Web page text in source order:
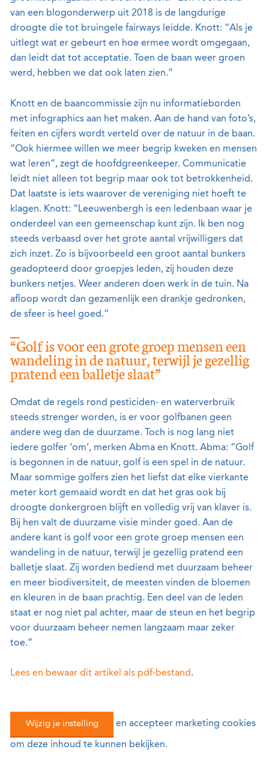
van een blogonderwerp uit 2018 is de langdurige
droogte die tot bruingele fairways leidde. Knott: “Als je
uitlegt wat er gebeurt en hoe ermee wordt omgegaan,
dan leidt dat tot acceptatie. Toen de baan weer groen
werd, hebben we dat ook laten zien.”
Knott en de baancommissie zijn nu informatieborden
met infographics aan het maken. Aan de hand van foto’s,
feiten en cijfers wordt verteld over de natuur in de baan.
“Ook hiermee willen we meer begrip kweken en mensen
wat leren”, zegt de hoofdgreenkeeper. Communicatie
leidt niet alleen tot begrip maar ook tot betrokkenheid.
Dat laatste is iets waarover de vereniging niet hoeft te
klagen. Knott: “Leeuwenbergh is een ledenbaan waar je
onderdeel van een gemeenschap kunt zijn. Ik ben nog
steeds verbaasd over het grote aantal vrijwilligers dat
zich inzet. Zo is bijvoorbeeld een groot aantal bunkers
geadopteerd door groepjes leden, zij houden deze
bunkers netjes. Weer anderen doen werk in de tuin. Na
afloop wordt dan gezamenlijk een drankje gedronken,
de sfeer is heel goed.”
“Golf is voor een grote groep mensen een
wandeling in de natuur, terwijl je gezellig
pratend een balletje slaat”
Omdat de regels rond pesticiden- en waterverbruik
steeds strenger worden, is er voor golfbanen geen
andere weg dan de duurzame. Toch is nog lang niet
iedere golfer ‘om’, merken Abma en Knott. Abma: “Golf
is begonnen in de natuur, golf is een spel in de natuur.
Maar sommige golfers zien het liefst dat elke vierkante
meter kort gemaaid wordt en dat het gras ook bij
droogte donkergroen blijft en volledig vrij van klaver is.
Bij hen valt de duurzame visie minder goed. Aan de
andere kant is golf voor een grote groep mensen een
wandeling in de natuur, terwijl je gezellig pratend een
balletje slaat. Zij worden bediend met duurzaam beheer
en meer biodiversiteit, de meesten vinden de bloemen
en kleuren in de baan prachtig. Een deel van de leden
staat er nog niet pal achter, maar de steun en het begrip
voor duurzaam beheer nemen langzaam maar zeker
toe.”
Lees en bewaar dit artikel als pdf-bestand.
Wijzig je instelling en accepteer marketing cookies
om deze inhoud te kunnen bekijken.